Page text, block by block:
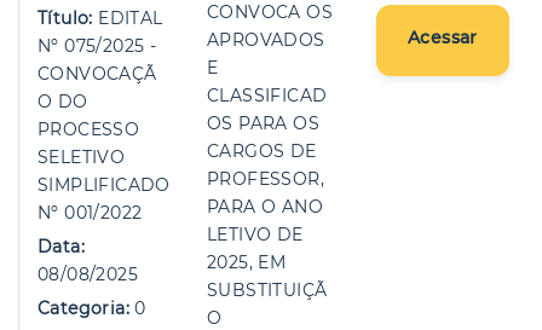
Título: EDITAL
Nº 075/2025 -
CONVOCAÇÃ
O DO
PROCESSO
SELETIVO
SIMPLIFICADO
Nº 001/2022
Data:
08/08/2025
Categoria:0
CONVOCA OS
APROVADOS
E
CLASSIFICAD
OS PARA OS
CARGOS DE
PROFESSOR,
PARA O ANO
LETIVO DE
2025, EM
SUBSTITUIÇÃ
O
Acessar